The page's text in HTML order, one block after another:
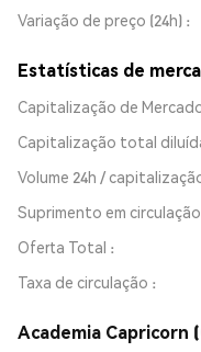
Variação de preço (24h)
Estatísticas de
Capitalização de
Capitalização total
Volume 24h /
Suprimento em circulação
Oferta Total
Taxa de circulação
Academia Capricorn